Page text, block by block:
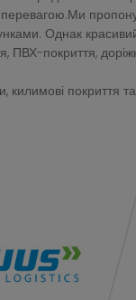
Однак
ПВХ-покриття,
килимові покриття